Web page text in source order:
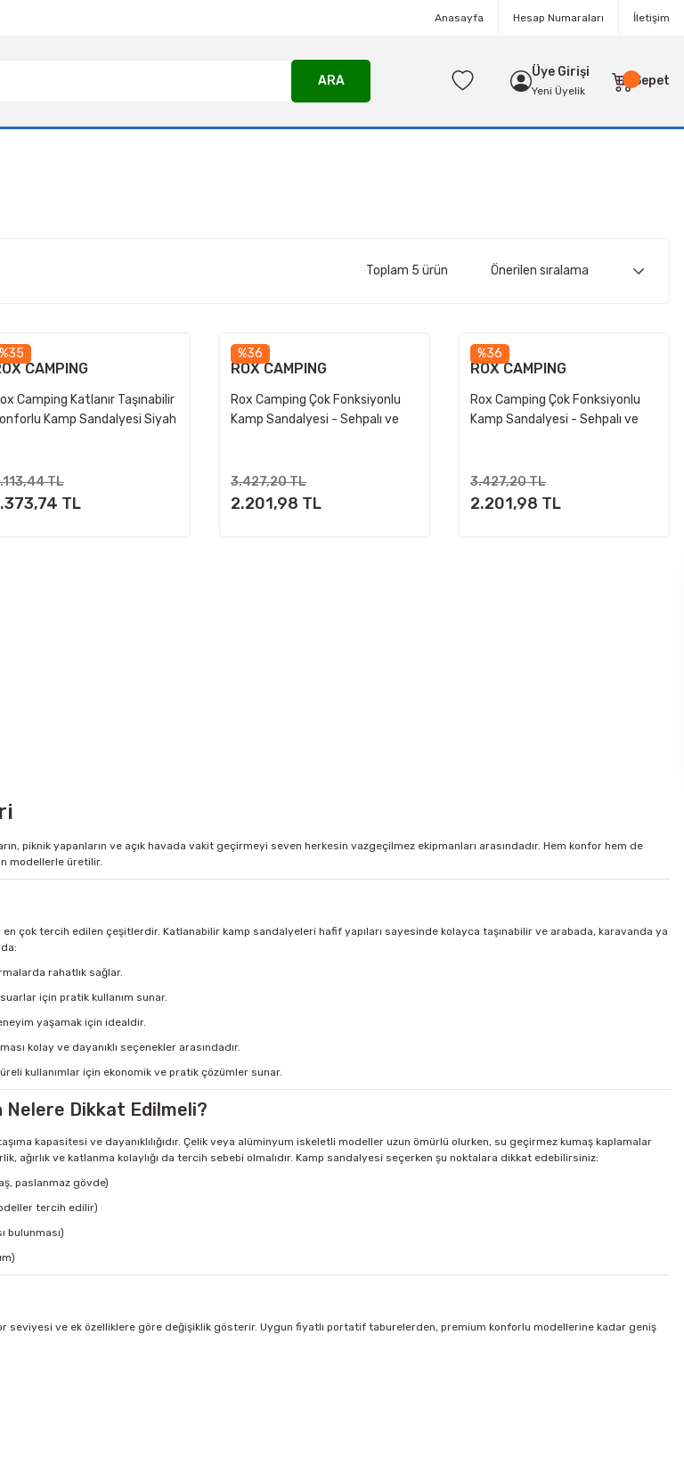
Anasayfa Hesap Numaraları İletişim
ARA
Üye Girişi
Yeni Üyelik
Sepet
Toplam 5 ürün
%35
CAMPING
Camping Katlanır Taşınabilir
Kamp Sandalyesi Siyah
TL
TL
%36
ROX CAMPING
Rox Camping Çok Fonksiyonlu
Kamp Sandalyesi - Sehpalı ve
3.427,20 TL
2.201,98 TL
%36
ROX CAMPING
Rox Camping Çok Fonksiyonlu
Kamp Sandalyesi - Sehpalı ve
3.427,20 TL
2.201,98 TL
piknik yapanların ve açık havada vakit geçirmeyi seven herkesin vazgeçilmez ekipmanları arasındadır. Hem konfor hem de
modellerle üretilir.
çok tercih edilen çeşitlerdir. Katlanabilir kamp sandalyeleri hafif yapıları sayesinde kolayca taşınabilir ve arabada, karavanda ya
rahatlık sağlar.
için pratik kullanım sunar.
yaşamak için idealdir.
kolay ve dayanıklı seçenekler arasındadır.
kullanımlar için ekonomik ve pratik çözümler sunar.
Nelere Dikkat Edilmeli?
kapasitesi ve dayanıklılığıdır. Çelik veya alüminyum iskeletli modeller uzun ömürlü olurken, su geçirmez kumaş kaplamalar
ağırlık ve katlanma kolaylığı da tercih sebebi olmalıdır. Kamp sandalyesi seçerken şu noktalara dikkat edebilirsiniz:
paslanmaz gövde)
tercih edilir)
bulunması)
seviyesi ve ek özelliklere göre değişiklik gösterir. Uygun fiyatlı portatif taburelerden, premium konforlu modellerine kadar geniş